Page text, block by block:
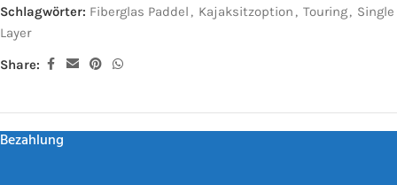
Schlagwörter: Fiberglas Paddel , Kajaksitzoption , Touring, Single
Layer
Share:
Bezahlung